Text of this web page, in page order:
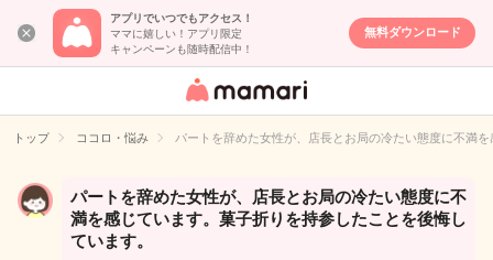
アプリでいつでもアクセス！
ママに嬉しい！アプリ限定
キャンペーンも随時配信中！
無料ダウンロード
女性専用匿名QA
イト
トップ ココロ・悩み パートを辞めた女性が、店長とお局の冷たい態度に不満
パートを辞めた女性が、店長とお局の冷たい態度に不
満を感じています。菓子折りを持参したことを後悔し
ています。